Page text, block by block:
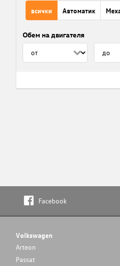
всички Автоматик
Обем на двигателя
Facebook
Volkswagen
Arteon
Passat